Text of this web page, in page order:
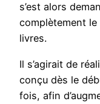
s’est alors
complètement
livres.
Il s’agirait de
conçu dès le
fois, afin